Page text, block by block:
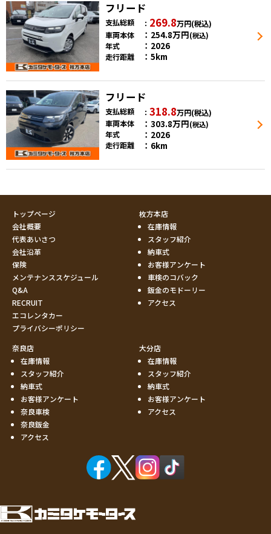
フリード
支払総額 269.8万円(税込)
車両本体
254.8万円(税込)
年式 2026
走行距離 5km
フリード
支払総額 318.8万円(税込)
車両本体
303.8万円(税込)
年式 2026
走行距離 6km
トップページ
会社概要
代表あいさつ
会社沿革
保険
メンテナンススケジュール
Q&A
RECRUIT
エコレンタカー
プライバシーポリシー
枚方本店
在庫情報
スタッフ紹介
納車式
お客様アンケート
車検のコバック
鈑金のモドーリー
アクセス
奈良店
在庫情報
スタッフ紹介
納車式
お客様アンケート
奈良車検
奈良鈑金
アクセス
大分店
在庫情報
スタッフ紹介
納車式
お客様アンケート
アクセス